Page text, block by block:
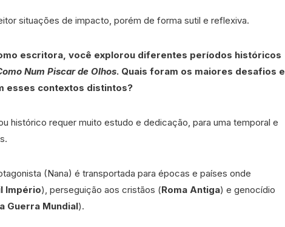
situações de impacto, porém de forma sutil e reflexiva.
escritora, você explorou diferentes períodos históricos
Num Piscar de Olhos. Quais foram os maiores desafios e
esses contextos distintos?
histórico requer muito estudo e dedicação, para uma temporal e
(Nana) é transportada para épocas e países onde
Império), perseguição aos cristãos (Roma Antiga) e genocídio
Guerra Mundial).